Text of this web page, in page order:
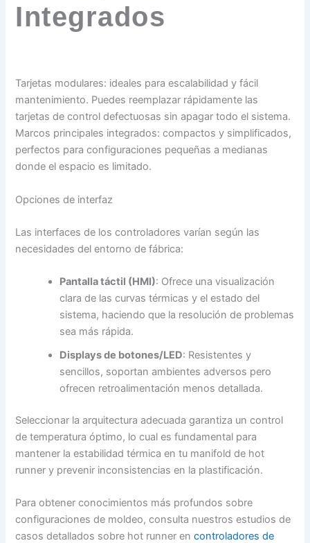
Integrados
Tarjetas modulares: ideales para escalabilidad y fácil
mantenimiento. Puedes reemplazar rápidamente las
tarjetas de control defectuosas sin apagar todo el sistema.
Marcos principales integrados: compactos y simplificados,
perfectos para configuraciones pequeñas a medianas
donde el espacio es limitado.
Opciones de interfaz
Las interfaces de los controladores varían según las
necesidades del entorno de fábrica:
Pantalla táctil (HMI): Ofrece una visualización
clara de las curvas térmicas y el estado del
sistema, haciendo que la resolución de problemas
sea más rápida.
Displays de botones/LED: Resistentes y
sencillos, soportan ambientes adversos pero
ofrecen retroalimentación menos detallada.
Seleccionar la arquitectura adecuada garantiza un control
de temperatura óptimo, lo cual es fundamental para
mantener la estabilidad térmica en tu manifold de hot
runner y prevenir inconsistencias en la plastificación.
Para obtener conocimientos más profundos sobre
configuraciones de moldeo, consulta nuestros estudios de
casos detallados sobre hot runner encontroladores de